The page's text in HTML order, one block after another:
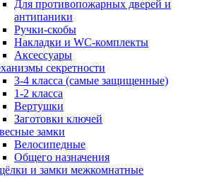
Для противопожарных дверей и
антипаники
Ручки-скобы
Накладки и WC-комплекты
Аксессуары
секретности
3-4 класса (самые защищенные)
1-2 класса
Вертушки
Заготовки ключей
замки
Велосипедные
Общего назначения
и замки межкомнатные